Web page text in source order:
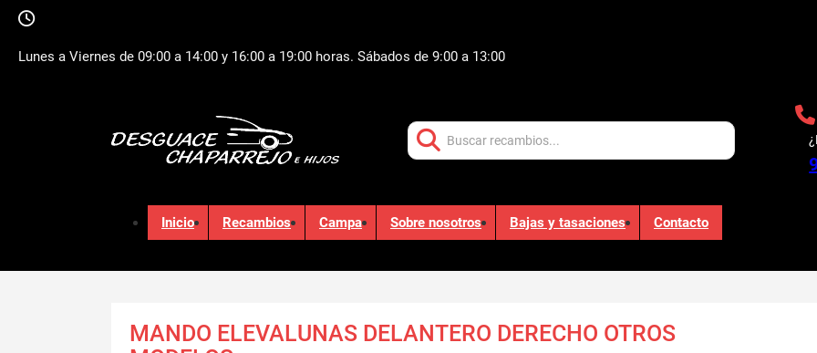
Lunes a Viernes de 09:00 a 14:00 y 16:00 a 19:00 horas. Sábados de 9:00 a 13:00
Inicio Recambios Campa Sobre nosotros Bajas y tasaciones Contacto
MANDO ELEVALUNAS DELANTERO DERECHO OTROS